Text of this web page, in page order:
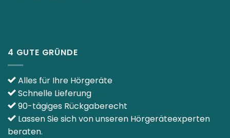
4 GUTE GRÜNDE
Alles für Ihre Hörgeräte
Schnelle Lieferung
90-tägiges Rückgaberecht
Lassen Sie sich von unseren Hörgeräteexperten
beraten.